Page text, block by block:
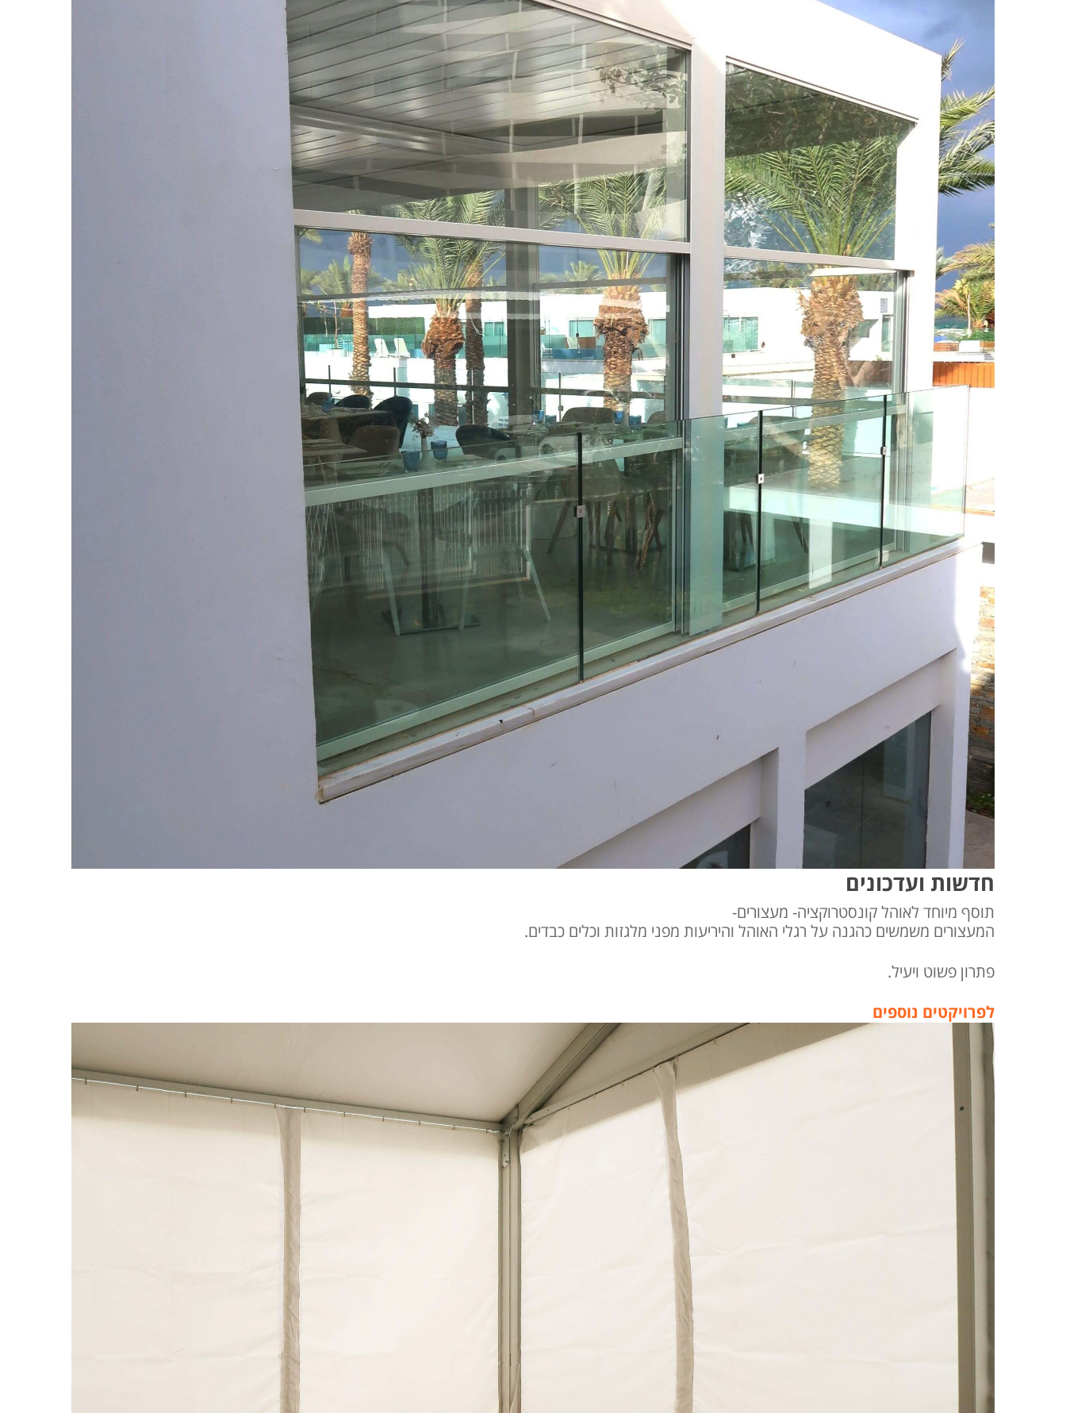
חדשות ועדכונים
תוסף מיוחד לאוהל קונסטרוקציה- מעצורים-
המעצורים משמשים כהגנה על רגלי האוהל והיריעות מפני מלגזות וכלים כבדים.
פתרון פשוט ויעיל.
לפרויקטים נוספים